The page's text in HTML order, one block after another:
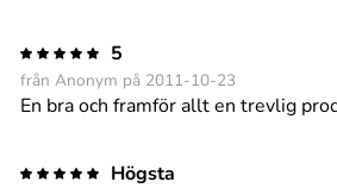
5
från Anonym på 2011-10-23
En bra och framför allt en trevlig
Högsta